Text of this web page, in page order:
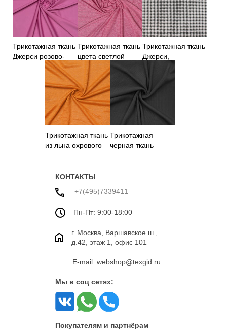
Трикотажная ткань
Джерси розово-
сиреневого цвета
Трикотажная ткань
цвета светлой
фуксии
Трикотажная ткань
Джерси,
принт
Трикотажная ткань
из льна охрового
Трикотажная
черная ткань
КОНТАКТЫ
+7(495)7339411
Пн-Пт: 9:00-18:00
г. Москва, Варшавское ш.,
д.42, этаж 1, офис 101
E-mail: webshop@texgid.ru
Мы в соц сетях:
Покупателям и партнёрам